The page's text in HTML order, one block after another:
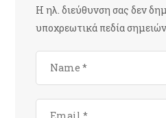
Η ηλ. διεύθυνση σας δεν
υποχρεωτικά πεδία